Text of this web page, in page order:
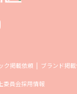
ク掲載依頼 ブランド掲
委員会採用情報